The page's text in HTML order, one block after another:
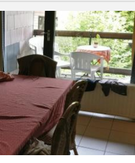
Infos Pratiques
Loyer:
2200 € (440 €/pers.)
Charges:
375 € (75 €/pers.)
Durée:
12 mois
Domiciliation:
Non
Aménagement
Salle de bain:
Commune
Commune
Superficie:
110 m
Pièces privées:
5